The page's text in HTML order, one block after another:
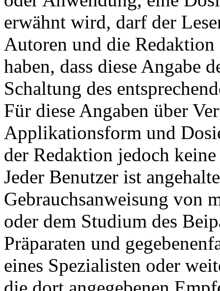
erwähnt wird, darf der
Autoren und die
haben, dass diese Angabe
Schaltung des
Für diese Angaben über
Applikationsform und
der Redaktion jedoch
Jeder Benutzer ist
Gebrauchsanweisung von
oder dem Studium des
Präparaten und
eines Spezialisten oder